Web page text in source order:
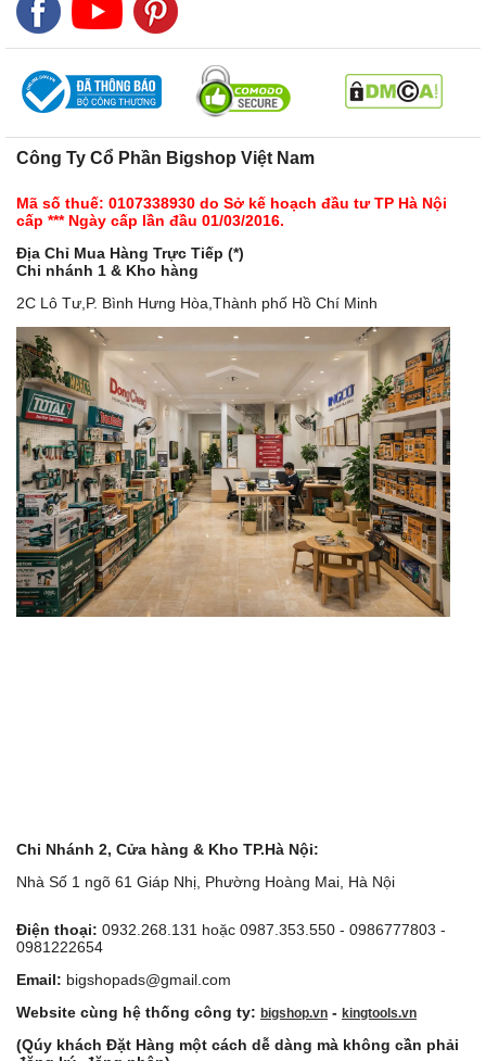
Công Ty Cổ Phần Bigshop Việt Nam
Mã số thuế: 0107338930 do Sở kế hoạch đầu tư TP Hà Nội
cấp *** Ngày cấp lần đầu 01/03/2016.
Địa Chỉ Mua Hàng Trực Tiếp (*)
Chi nhánh 1 & Kho hàng
2C Lô Tư,P. Bình Hưng Hòa,Thành phố Hồ Chí Minh
Chi Nhánh 2, Cửa hàng & Kho TP.Hà Nội:
Nhà Số 1 ngõ 61 Giáp Nhị, Phường Hoàng Mai, Hà Nội
Điện thoại: 0932.268.131 hoặc 0987.353.550 - 0986777803 -
0981222654
Email: bigshopads@gmail.com
Website cùng hệ thống công ty: bigshop.vn - kingtools.vn
(Qúy khách Đặt Hàng một cách dễ dàng mà không cần phải